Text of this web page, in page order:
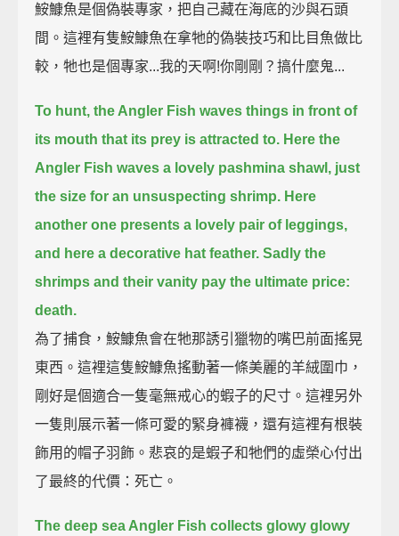
鮟鱇魚是個偽裝專家，把自己藏在海底的沙與石頭
間。這裡有隻鮟鱇魚在拿牠的偽裝技巧和比目魚做比
較，牠也是個專家...我的天啊!你剛剛？搞什麼鬼...
To hunt, the Angler Fish waves things in front of
its mouth that its prey is attracted to. Here the
Angler Fish waves a lovely pashmina shawl, just
the size for an unsuspecting shrimp. Here
another one presents a lovely pair of leggings,
and here a decorative hat feather. Sadly the
shrimps and their vanity pay the ultimate price:
death.
為了捕食，鮟鱇魚會在牠那誘引獵物的嘴巴前面搖晃
東西。這裡這隻鮟鱇魚搖動著一條美麗的羊絨圍巾，
剛好是個適合一隻毫無戒心的蝦子的尺寸。這裡另外
一隻則展示著一條可愛的緊身褲襪，還有這裡有根裝
飾用的帽子羽飾。悲哀的是蝦子和牠們的虛榮心付出
了最終的代價：死亡。
The deep sea Angler Fish collects glowy glowy